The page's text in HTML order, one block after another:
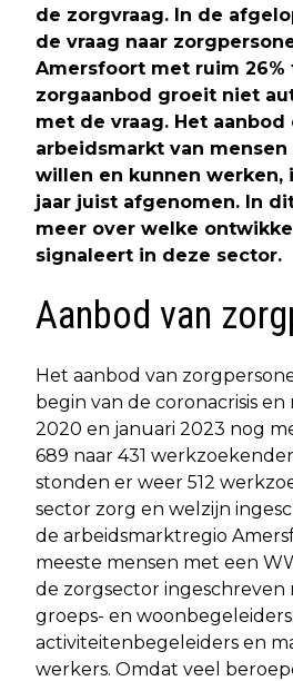
de zorgvraag. In de
de vraag naar
Amersfoort met ruim 26%
zorgaanbod groeit niet
met de vraag. Het aanbod
arbeidsmarkt van
willen en kunnen werken,
jaar juist afgenomen. In
meer over welke
signaleert in deze sector.
Aanbod van
Het aanbod van
begin van de coronacrisis
2020 en januari 2023 nog
689 naar 431
stonden er weer 512
sector zorg en welzijn
de arbeidsmarktregio
meeste mensen met een
de zorgsector ingeschreven
groeps- en
activiteitenbegeleiders en
werkers. Omdat veel